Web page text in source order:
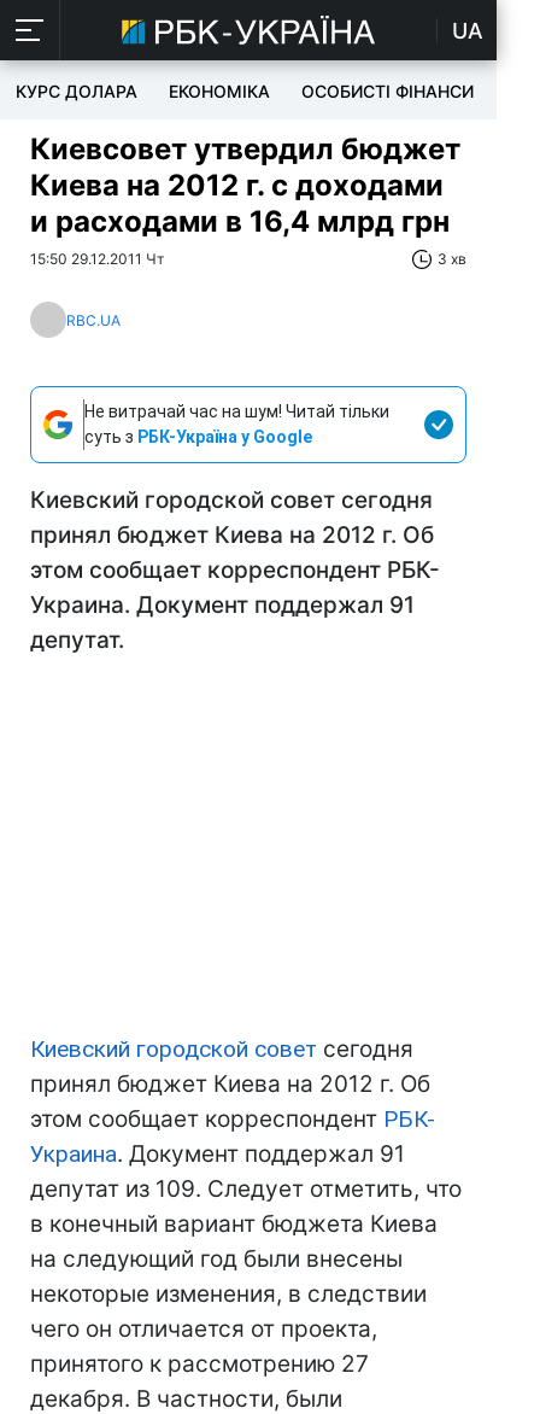
UA
КУРС ДОЛАРА ЕКОНОМІКА ОСОБИСТІ ФІНАНСИ
Киевсовет утвердил бюджет
Киева на 2012 г. с доходами
и расходами в 16,4 млрд грн
15:50 29.12.2011 Чт 3 хв
RBC.UA
Не витрачай час на шум! Читай тільки
суть з РБК-Україна у Google
Киевский городской совет сегодня
принял бюджет Киева на 2012 г. Об
этом сообщает корреспондент РБК-
Украина. Документ поддержал 91
депутат.
Киевский городской совет сегодня
принял бюджет Киева на 2012 г. Об
этом сообщает корреспондент РБК-
Украина. Документ поддержал 91
депутат из 109. Следует отметить, что
в конечный вариант бюджета Киева
на следующий год были внесены
некоторые изменения, в следствии
чего он отличается от проекта,
принятого к рассмотрению 27
декабря. В частности, были